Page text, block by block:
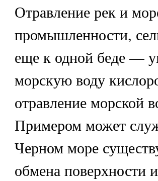
Отравление рек и
промышленности,
еще к одной беде —
морскую воду
отравление морской
Примером может
Черном море
обмена поверхности